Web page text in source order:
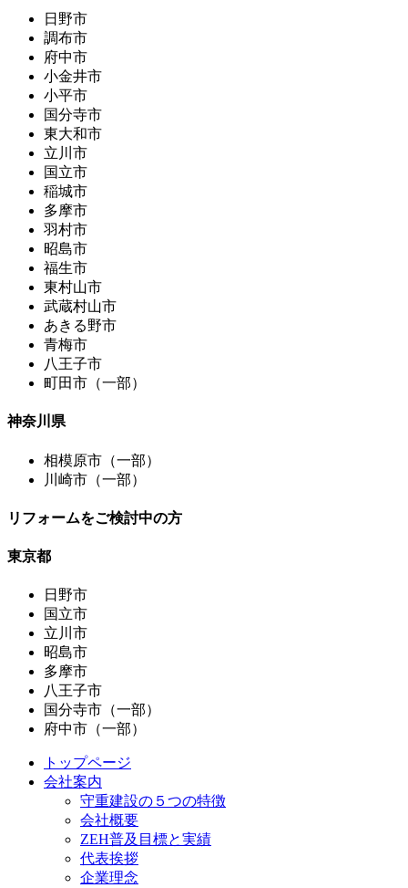
日野市
調布市
府中市
小金井市
小平市
国分寺市
東大和市
立川市
国立市
稲城市
多摩市
羽村市
昭島市
福生市
東村山市
武蔵村山市
あきる野市
青梅市
八王子市
町田市（一部）
神奈川県
相模原市（一部）
川崎市（一部）
リフォームをご検討中の方
東京都
日野市
国立市
立川市
昭島市
多摩市
八王子市
国分寺市（一部）
府中市（一部）
トップページ
会社案内
守重建設の５つの特徴
会社概要
ZEH普及目標と実績
代表挨拶
企業理念